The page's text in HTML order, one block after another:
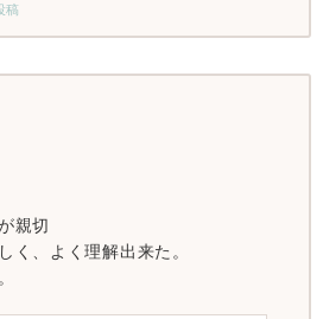
稿
親切
く、よく理解出来た。